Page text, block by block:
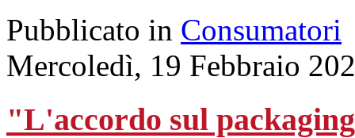
Pubblicato in Consumatori
Mercoledì, 19 Febbraio
"L'accordo sul